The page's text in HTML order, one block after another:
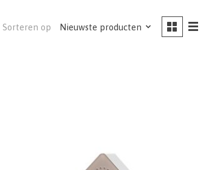
Sorteren op Nieuwste producten